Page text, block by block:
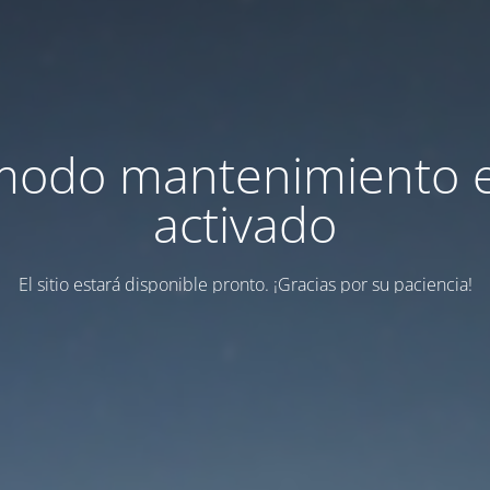
mantenimiento
activado
El sitio estará disponible pronto. ¡Gracias por su paciencia!